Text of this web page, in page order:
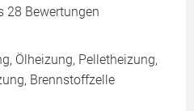
28 Bewertungen
Ölheizung, Pelletheizung,
Brennstoffzelle